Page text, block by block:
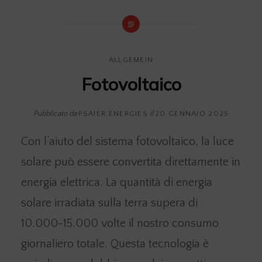
ALLGEMEIN
Fotovoltaico
Pubblicato da PSAIER.ENERGIES il 20 GENNAIO 2025
Con l’aiuto del sistema fotovoltaico, la luce
solare può essere convertita direttamente in
energia elettrica. La quantità di energia
solare irradiata sulla terra supera di
10.000-15.000 volte il nostro consumo
giornaliero totale. Questa tecnologia è